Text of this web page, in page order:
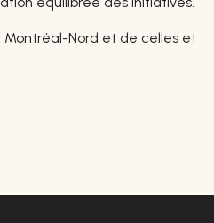
Nord et de celles et